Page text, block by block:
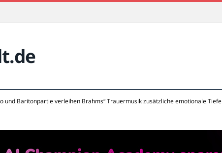
und Baritonpartie verleihen Brahms“ Trauermusik zusätzliche emotionale Tiefe